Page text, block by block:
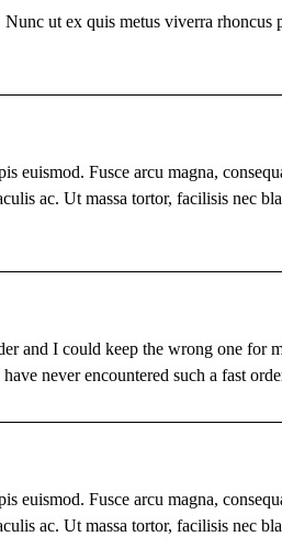
ut ex quis metus viverra rhoncus
euismod. Fusce arcu magna,
ac. Ut massa tortor, facilisis nec
and I could keep the wrong one for
never encountered such a fast
euismod. Fusce arcu magna,
ac. Ut massa tortor, facilisis nec